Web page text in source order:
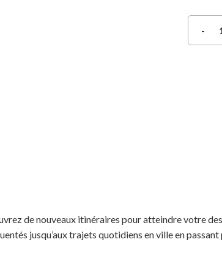
de nouveaux itinéraires pour atteindre votre
jusqu’aux trajets quotidiens en ville en